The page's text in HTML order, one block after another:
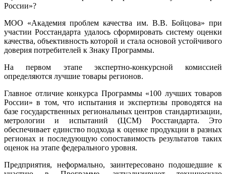
России»?
МОО «Академия проблем качества им. В.В. Бойцова» при
участии Росстандарта удалось сформировать систему оценки
качества, объективность которой и стала основой устойчивого
доверия потребителей к Знаку Программы.
На первом этапе экспертно-конкурсной комиссией
определяются лучшие товары регионов.
Главное отличие конкурса Программы «100 лучших товаров
России» в том, что испытания и экспертизы проводятся на
базе государственных региональных центров стандартизации,
метрологии и испытаний (ЦCM) Росстандарта. Это
обеспечивает единство подхода к оценке продукции в разных
регионах и последующую сопоставимость результатов таких
оценок на этапе федерального уровня.
Предприятия, неформально, заинтересовано подошедшие к